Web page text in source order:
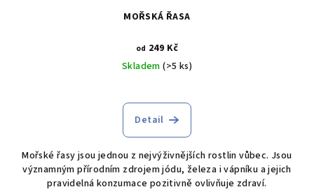
MOŘSKÁ ŘASA
od 249 Kč
Skladem(>5 ks)
Detail
Mořské řasy jsou jednou z nejvýživnějších rostlin vůbec. Jsou
významným přírodním zdrojem jódu, železa i vápníku a jejich
pravidelná konzumace pozitivně ovlivňuje zdraví.